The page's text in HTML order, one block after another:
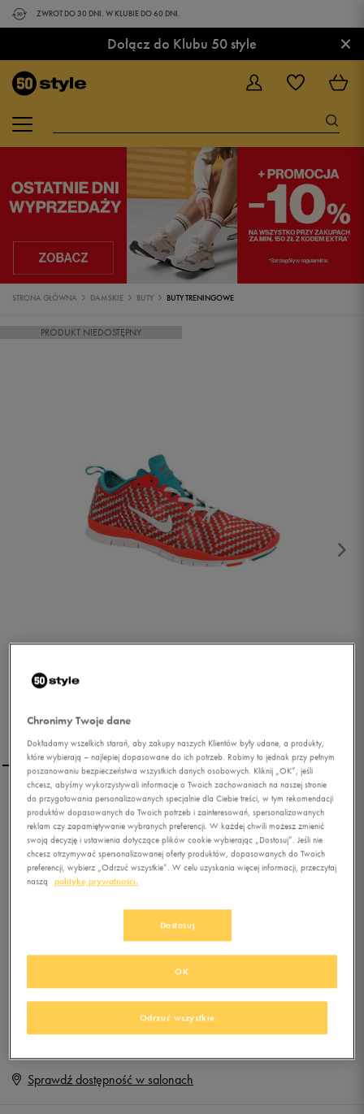
ZWROT DO 30 DNI. W KLUBIE DO 60 DNI.
Dołącz do Klubu 50 style ×
STRONA GŁÓWNA DAMSKIE BUTY BUTY TRENINGOWE
PRODUKT NIEDOSTĘPNY
NIKE WMN FREE 5.0 TR
FIT 4 PRT
0.0(0)
złz Vat
KLUBIE 50 STYLE
Produkt niedostępny
Jeśli artykuł będzie ponownie dostępny, otrzymasz od nas powiadomienie.
Rozmiary EU
Sprawdź dostępność w salonach
Chronimy Twoje dane
Dokładamy wszelkich starań, aby zakupy naszych Klientów były udane, a produkty,
które wybierają – najlepiej dopasowane do ich potrzeb. Robimy to jednak przy pełnym
poszanowaniu bezpieczeństwa wszystkich danych osobowych. Kliknij „OK”, jeśli
chcesz, abyśmy wykorzystywali informacje o Twoich zachowaniach na naszej stronie
do przygotowania personalizowanych specjalnie dla Ciebie treści, w tym rekomendacji
produktów dopasowanych do Twoich potrzeb i zainteresowań, spersonalizowanych
reklam czy zapamiętywanie wybranych preferencji. W każdej chwili możesz zmienić
swoją decyzję i ustawienia dotyczące plików cookie wybierając „Dostosuj”. Jeśli nie
chcesz otrzymywać spersonalizowanej oferty produktów, dopasowanych do Twoich
preferencji, wybierz „Odrzuć wszystkie”. W celu uzyskania więcej informacji, przeczytaj
naszą
politykę prywatności.
Dostosuj
Odrzuć wszystkie
OK